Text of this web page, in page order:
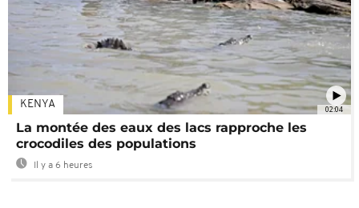
02:04
KENYA
La montée des eaux des lacs rapproche les
crocodiles des populations
Il y a 6 heures